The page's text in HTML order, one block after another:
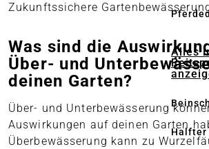
Alles
Halfter
Zukunftssichere
Was sind die
Über- und
deinen Garten?
Über- und Unterbewässerung
Auswirkungen auf deinen Garten
Überbewässerung kann zu